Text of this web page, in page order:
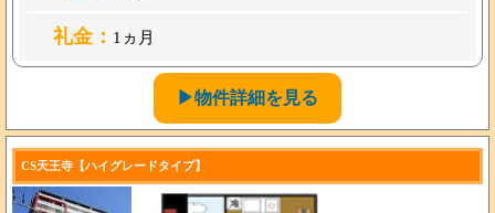
礼金： 1ヵ月
▶物件詳細を見る
CS天王寺【ハイグレードタイプ】